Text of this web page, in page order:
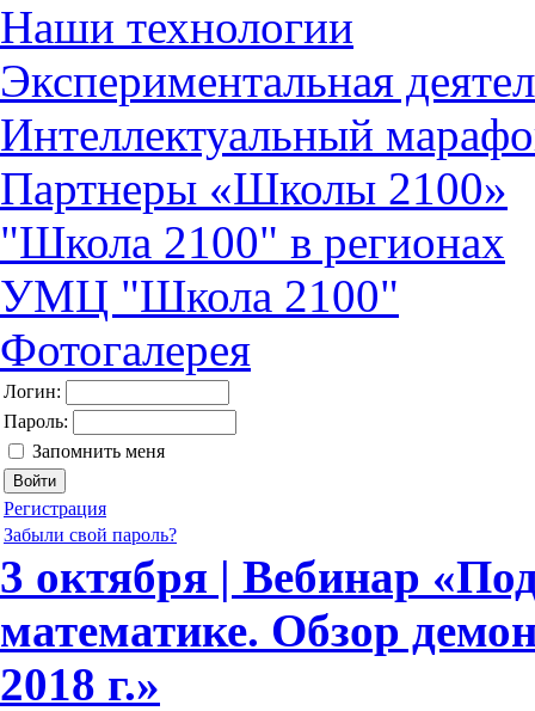
Наши технологии
Экспериментальная
Интеллектуальный
Партнеры «Школы 2100»
"Школа 2100" в регионах
УМЦ "Школа 2100"
Фотогалерея
Логин:
Пароль:
Запомнить меня
Регистрация
Забыли свой пароль?
3 октября | Вебинар
математике. Обзор
2018 г.»